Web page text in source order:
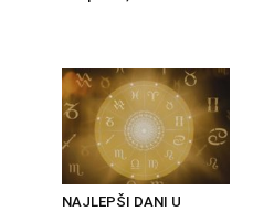
NAJLEPŠI DANI U